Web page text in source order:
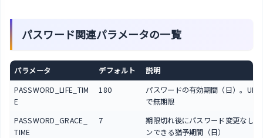
パスワード関連パラメータの一覧
パラメータ デフォルト
説明
PASSWORD_LIFE_TIM
E
180
パスワードの有効期間（日）。
で無期限
PASSWORD_GRACE_
TIME
7
期限切れ後にパスワード変更なし
ンできる猶予期間（日）